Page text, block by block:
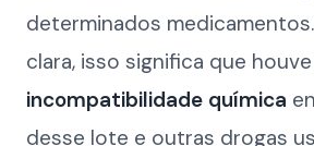
determinados
clara, isso significa que houve
incompatibilidade química
desse lote e outras drogas